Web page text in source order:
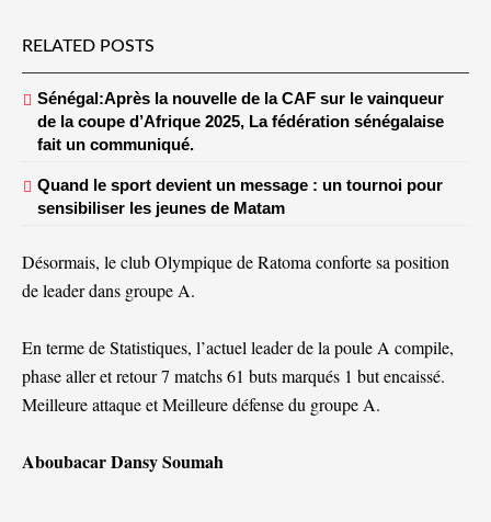
RELATED POSTS
Sénégal:Après la nouvelle de la CAF sur le vainqueur
de la coupe d’Afrique 2025, La fédération sénégalaise
fait un communiqué.
Quand le sport devient un message : un tournoi pour
sensibiliser les jeunes de Matam
Désormais, le club Olympique de Ratoma conforte sa position
de leader dans groupe A.
En terme de Statistiques, l’actuel leader de la poule A compile,
phase aller et retour 7 matchs 61 buts marqués 1 but encaissé.
Meilleure attaque et Meilleure défense du groupe A.
Aboubacar Dansy Soumah